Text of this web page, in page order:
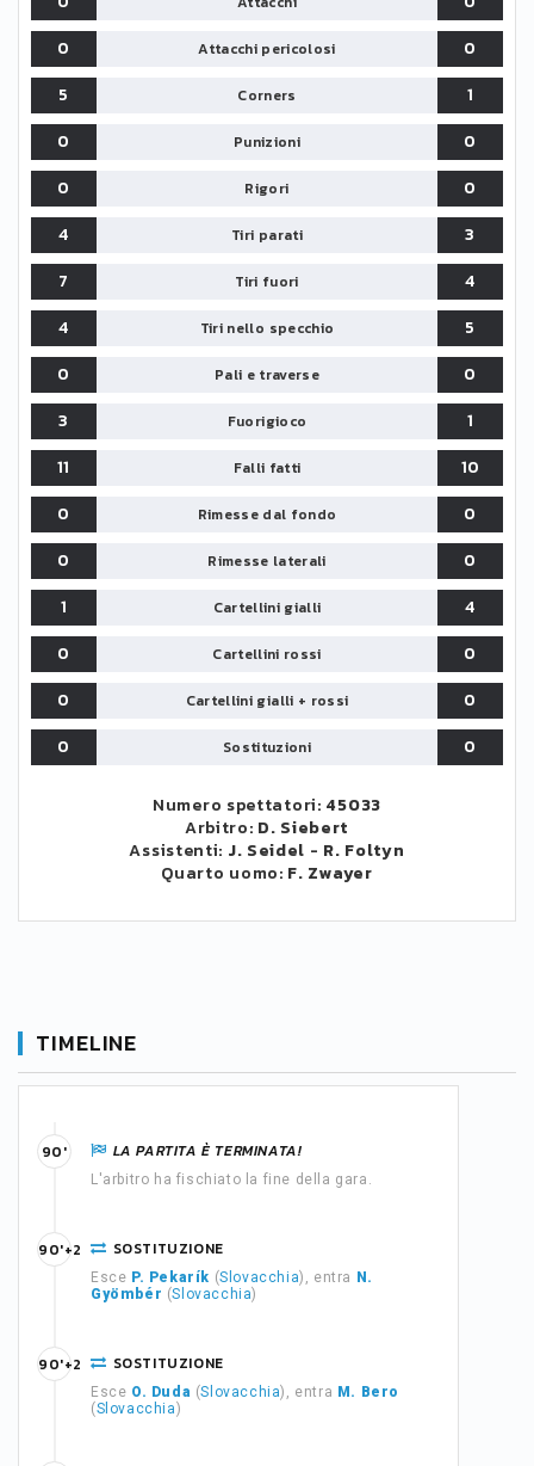
0
Attacchi pericolosi
0
5
Corners
1
0
Punizioni
0
0
Rigori
0
4
Tiri parati
3
7
Tiri fuori
4
4
Tiri nello specchio
5
0
Pali e traverse
0
3
Fuorigioco
1
11
Falli fatti
10
0
Rimesse dal fondo
0
0
Rimesse laterali
0
1
Cartellini gialli
4
0
Cartellini rossi
0
0
Cartellini gialli + rossi
0
0
Sostituzioni 0
Numero spettatori: 45033
Arbitro: D. Siebert
Assistenti: J. Seidel - R. Foltyn
Quarto uomo: F. Zwayer
TIMELINE
LA PARTITA È TERMINATA!
L'arbitro ha fischiato la fine della gara.
90'
SOSTITUZIONE
Esce P. Pekarík (Slovacchia), entra
N.
Gyömbér (Slovacchia)
90'+2
SOSTITUZIONE
Esce O. Duda (Slovacchia), entra M. Bero
(Slovacchia)
90'+2